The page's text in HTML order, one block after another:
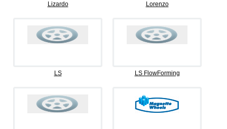
Lizardo Lorenzo
LS LS FlowForming